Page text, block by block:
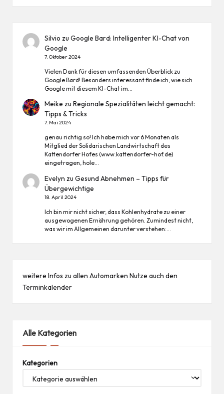
Silvio zuGoogle Bard: Intelligenter KI-Chat von
Google
7. Oktober 2024
Vielen Dank für diesen umfassenden Überblick zu
Google Bard! Besonders interessant finde ich, wie sich
Google mit diesem KI-Chat im…
Meike zuRegionale Spezialitäten leicht gemacht:
Tipps & Tricks
7. Mai 2024
genau richtig so! Ich habe mich vor 6 Monaten als
Mitglied der Solidarischen Landwirtschaft des
Kattendorfer Hofes (www.kattendorfer-hof.de)
eingetragen, hole…
Evelyn zuGesund Abnehmen – Tipps für
Übergewichtige
18. April 2024
Ich bin mir nicht sicher, dass Kohlenhydrate zu einer
ausgewogenen Ernährung gehören. Zumindest nicht,
was wir im Allgemeinen darunter verstehen:…
weitere Infos zu allen Automarken Nutze auch den
Terminkalender
Alle Kategorien
Kategorien